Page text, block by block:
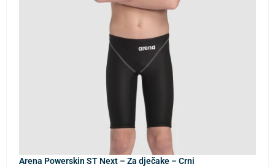
Arena Powerskin ST Next – Za dječake – Crni